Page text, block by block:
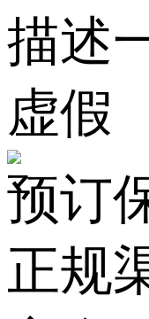
描述
虚假
预订
正规